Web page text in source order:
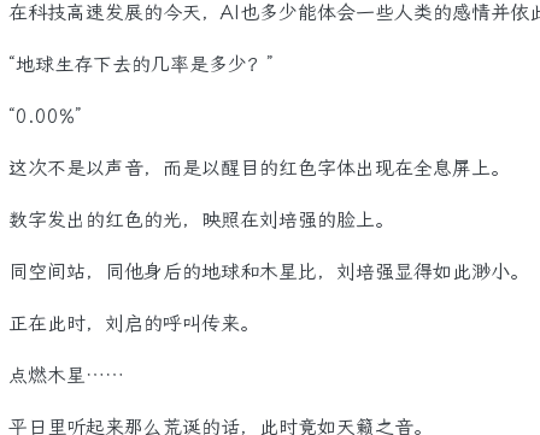
技高速发展的今天，AI也多少能体会一些人类的感情并依
球生存下去的几率是多少？”
不是以声音，而是以醒目的红色字体出现在全息屏上。
发出的红色的光，映照在刘培强的脸上。
间站，同他身后的地球和木星比，刘培强显得如此渺小。
此时，刘启的呼叫传来。
燃木星……
里听起来那么荒诞的话，此时竟如天籁之音。